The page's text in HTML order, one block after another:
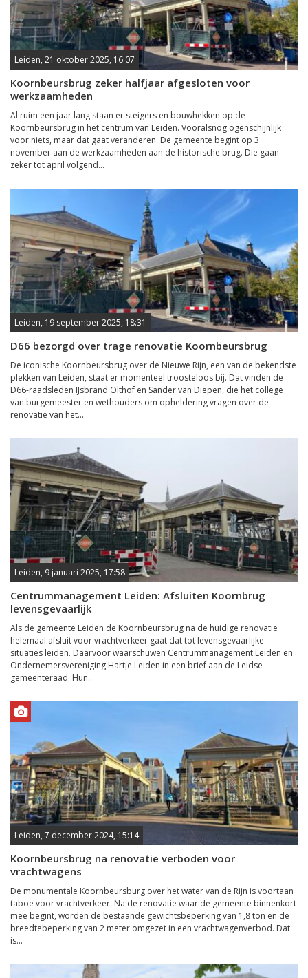
Leiden, 21 oktober 2025, 16:07
Koornbeursbrug zeker halfjaar afgesloten voor
werkzaamheden
Al ruim een jaar lang staan er steigers en bouwhekken op de
Koornbeursbrug in het centrum van Leiden. Vooralsnog ogenschijnlijk
voor niets, maar dat gaat veranderen. De gemeente begint op 3
november aan de werkzaamheden aan de historische brug. Die gaan
zeker tot april volgend...
Leiden, 19 september 2025, 18:31
D66 bezorgd over trage renovatie Koornbeursbrug
De iconische Koornbeursbrug over de Nieuwe Rijn, een van de bekendste
plekken van Leiden, staat er momenteel troosteloos bij. Dat vinden de
D66-raadsleden IJsbrand Olthof en Sander van Diepen, die het college
van burgemeester en wethouders om opheldering vragen over de
renovatie van het...
Leiden, 9 januari 2025, 17:58
Centrummanagement Leiden: Afsluiten Koornbrug
levensgevaarlijk
Als de gemeente Leiden de Koornbeursbrug na de huidige renovatie
helemaal afsluit voor vrachtverkeer gaat dat tot levensgevaarlijke
situaties leiden. Daarvoor waarschuwen Centrummanagement Leiden en
Ondernemersvereniging Hartje Leiden in een brief aan de Leidse
gemeenteraad. Hun...
Leiden, 7 december 2024, 15:14
Koornbeursbrug na renovatie verboden voor
vrachtwagens
De monumentale Koornbeursburg over het water van de Rijn is voortaan
taboe voor vrachtverkeer. Na de renovatie waar de gemeente binnenkort
mee begint, worden de bestaande gewichtsbeperking van 1,8 ton en de
breedtebeperking van 2 meter omgezet in een vrachtwagenverbod. Dat
is...